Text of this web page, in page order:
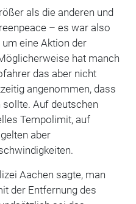
als die anderen und
– es war also
eine Aktion der
hat manch
das aber nicht
angenommen, dass
Auf deutschen
Tempolimit, auf
aber
Aachen sagte, man
der Entfernung des